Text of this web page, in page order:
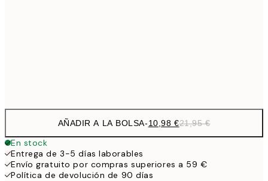
AÑADIR A LA BOLSA-10,98 €21,95 €
En stock
Entrega de 3-5 días laborables
Envío gratuito por compras superiores a 59 €
Política de devolución de 90 días